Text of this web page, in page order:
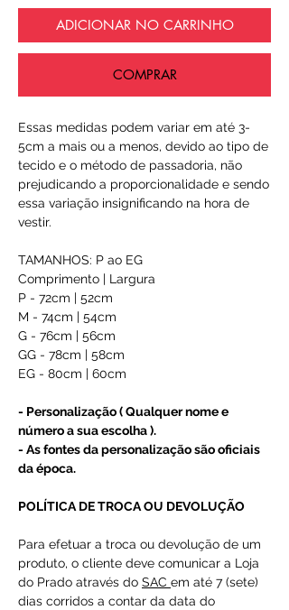
ADICIONAR NO CARRINHO
COMPRAR
Essas medidas podem variar em até 3-
5cm a mais ou a menos, devido ao tipo de
tecido e o método de passadoria, não
prejudicando a proporcionalidade e sendo
essa variação insignificando na hora de
vestir.
TAMANHOS: P ao EG
Comprimento | Largura
P - 72cm | 52cm
M - 74cm | 54cm
G - 76cm | 56cm
GG - 78cm | 58cm
EG - 80cm | 60cm
- Personalização ( Qualquer nome e
número a sua escolha ).
- As fontes da personalização são oficiais
da época.
POLÍTICA DE TROCA OU DEVOLUÇÃO
Para efetuar a troca ou devolução de um
produto, o cliente deve comunicar a Loja
do Prado através do SAC em até 7 (sete)
dias corridos a contar da data do